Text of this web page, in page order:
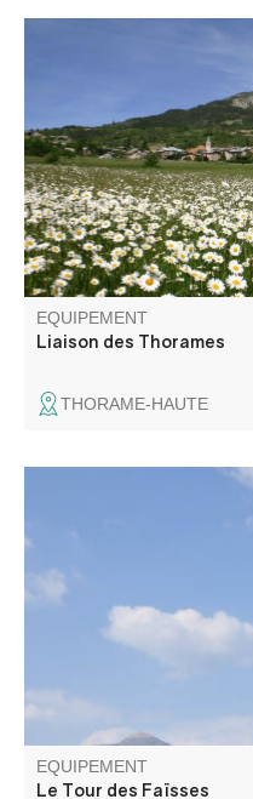
Ce circuit de randonnée
être démarré depuis les
Thorame-Basse.
EQUIPEMENT
Liaison des Thorames
THORAME-HAUTE
Situé au pied de la
piste forestière pour
avoir traversé une zone
la descente
EQUIPEMENT
Le Tour des Faïsses